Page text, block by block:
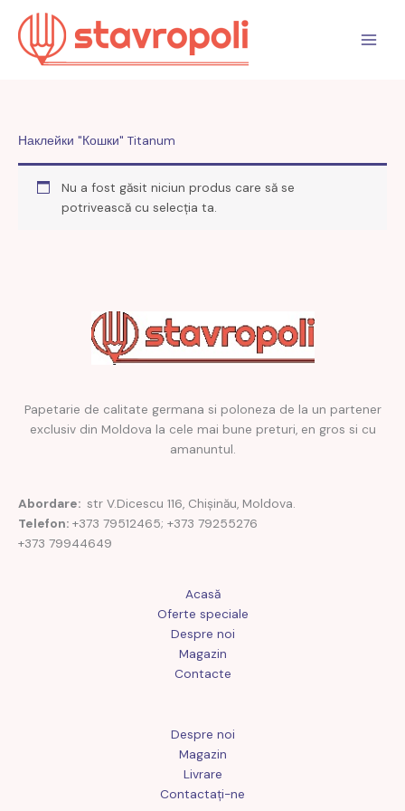
conținut
Наклейки "Кошки" Titanum
Nu a fost găsit niciun produs care să se
potrivească cu selecția ta.
Papetarie de calitate germana si poloneza de la un partener
exclusiv din Moldova la cele mai bune preturi, en gros si cu
amanuntul.
Abordare: str V.Dicescu 116, Chișinău, Moldova.
Telefon: +373 79512465; +373 79255276
+373 79944649
Acasă
Oferte speciale
Despre noi
Magazin
Contacte
Despre noi
Magazin
Livrare
Contactaţi-ne